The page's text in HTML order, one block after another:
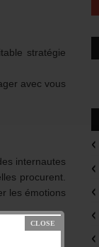
stratégie
avec vous
internautes
procurent.
les émotions